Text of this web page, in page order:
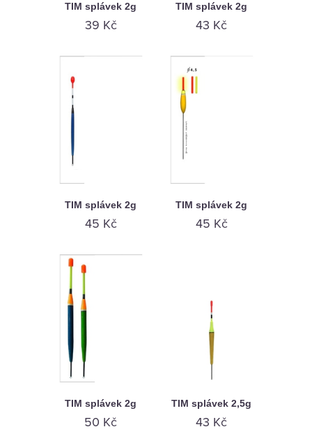
TIM splávek 2g
39 Kč
TIM splávek 2g
43 Kč
TIM splávek 2g
45 Kč
TIM splávek 2g
45 Kč
TIM splávek 2g
50 Kč
TIM splávek 2,5g
43 Kč